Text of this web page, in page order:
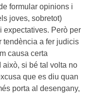
formular opinions i
joves, sobretot)
expectatives. Però per
tendència a fer judicis
causa certa
això, si bé tal volta no
que es diu quan
porta al desengany,